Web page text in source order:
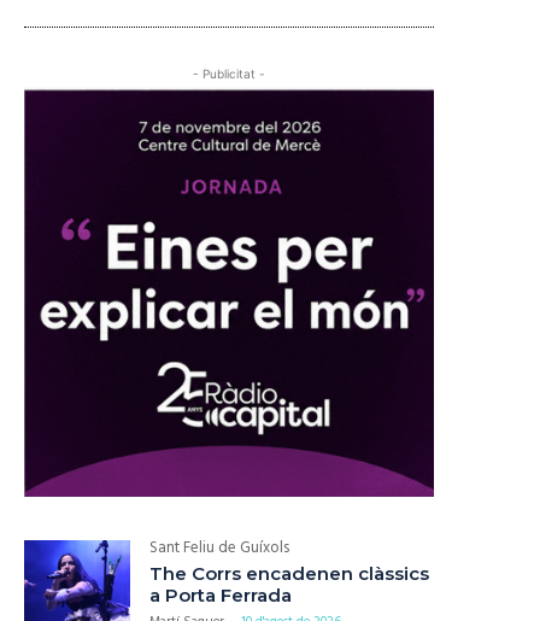
- Publicitat -
Sant Feliu de Guíxols
The Corrs encadenen clàssics
a Porta Ferrada